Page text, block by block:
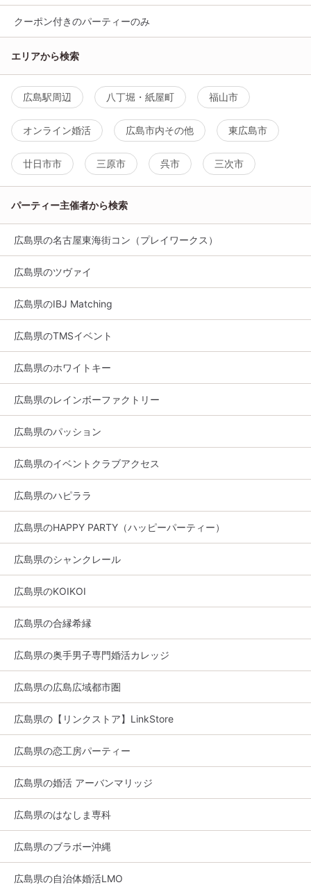
クーポン付きのパーティーのみ
エリアから検索
広島駅周辺 八丁堀・紙屋町 福山市
オンライン婚活 広島市内その他 東広島市
廿日市市 三原市 呉市 三次市
パーティー主催者から検索
広島県の名古屋東海街コン（プレイワークス）
広島県のツヴァイ
広島県のIBJ Matching
広島県のTMSイベント
広島県のホワイトキー
広島県のレインボーファクトリー
広島県のパッション
広島県のイベントクラブアクセス
広島県のハピララ
広島県のHAPPY PARTY（ハッピーパーティー）
広島県のシャンクレール
広島県のKOIKOI
広島県の合縁希縁
広島県の奥手男子専門婚活カレッジ
広島県の広島広域都市圏
広島県の【リンクストア】LinkStore
広島県の恋工房パーティー
広島県の婚活 アーバンマリッジ
広島県のはなしま専科
広島県のブラボー沖縄
広島県の自治体婚活LMO